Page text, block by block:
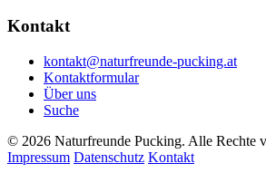
Kontakt
kontakt@naturfreunde-pucking.at
Kontaktformular
Über uns
Suche
© 2026 Naturfreunde Pucking. Alle Rechte
Impressum Datenschutz Kontakt